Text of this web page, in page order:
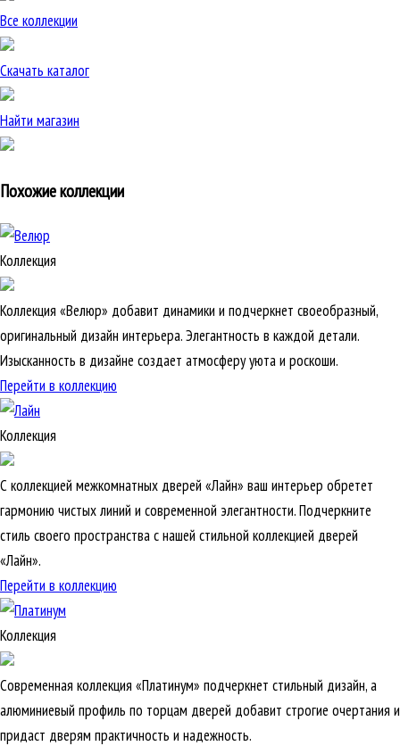
Все коллекции
Скачать каталог
Найти магазин
Похожие коллекции
Коллекция
Коллекция «Велюр» добавит динамики и подчеркнет своеобразный,
оригинальный дизайн интерьера. Элегантность в каждой детали.
Изысканность в дизайне создает атмосферу уюта и роскоши.
Перейти в коллекцию
Коллекция
С коллекцией межкомнатных дверей «Лайн» ваш интерьер обретет
гармонию чистых линий и современной элегантности. Подчеркните
стиль своего пространства с нашей стильной коллекцией дверей
«Лайн».
Перейти в коллекцию
Коллекция
Современная коллекция «Платинум» подчеркнет стильный дизайн, а
алюминиевый профиль по торцам дверей добавит строгие очертания и
придаст дверям практичность и надежность.